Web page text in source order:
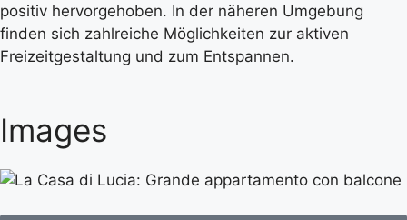
positiv hervorgehoben. In der näheren Umgebung
finden sich zahlreiche Möglichkeiten zur aktiven
Freizeitgestaltung und zum Entspannen.
Images